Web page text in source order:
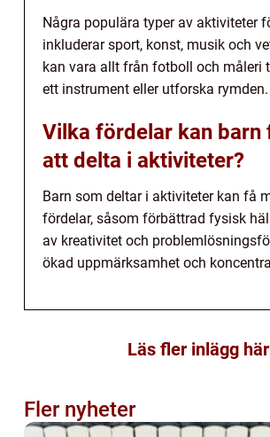
Några populära typer av aktiviteter
inkluderar sport, konst, musik och
kan vara allt från fotboll och måleri
ett instrument eller utforska rymden.
Vilka fördelar kan barn
att delta i aktiviteter?
Barn som deltar i aktiviteter kan få
fördelar, såsom förbättrad fysisk
av kreativitet och
ökad uppmärksamhet och
Läs fler inlägg här
Fler nyheter